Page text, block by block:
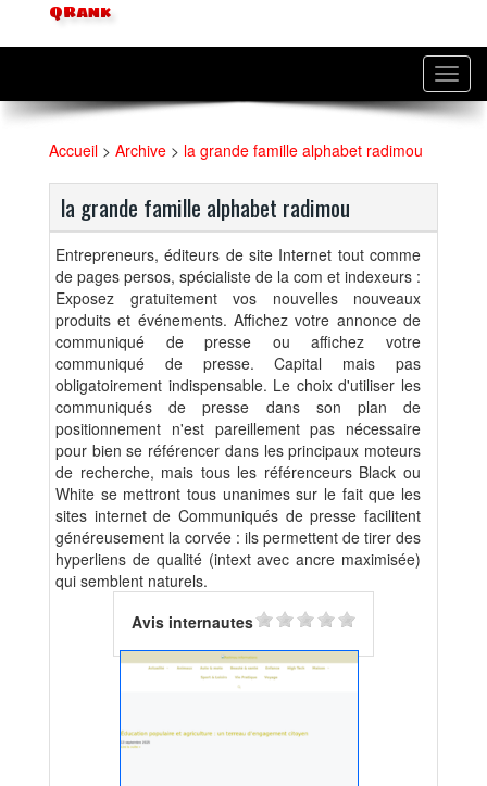
QRank
Accueil > Archive > la grande famille alphabet radimou
la grande famille alphabet radimou
Entrepreneurs, éditeurs de site Internet tout comme
de pages persos, spécialiste de la com et indexeurs :
Exposez gratuitement vos nouvelles nouveaux
produits et événements. Affichez votre annonce de
communiqué de presse ou affichez votre
communiqué de presse. Capital mais pas
obligatoirement indispensable. Le choix d'utiliser les
communiqués de presse dans son plan de
positionnement n'est pareillement pas nécessaire
pour bien se référencer dans les principaux moteurs
de recherche, mais tous les référenceurs Black ou
White se mettront tous unanimes sur le fait que les
sites internet de Communiqués de presse facilitent
généreusement la corvée : ils permettent de tirer des
hyperliens de qualité (intext avec ancre maximisée)
qui semblent naturels.
Avis internautes